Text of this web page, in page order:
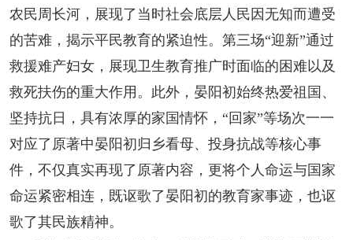
农民周长河，展现了当时社会底层人民因无知而遭受
的苦难，揭示平民教育的紧迫性。第三场“迎新”通过
救援难产妇女，展现卫生教育推广时面临的困难以及
救死扶伤的重大作用。此外，晏阳初始终热爱祖国、
坚持抗日，具有浓厚的家国情怀，“回家”等场次一一
对应了原著中晏阳初归乡看母、投身抗战等核心事
件，不仅真实再现了原著内容，更将个人命运与国家
命运紧密相连，既讴歌了晏阳初的教育家事迹，也讴
歌了其民族精神。